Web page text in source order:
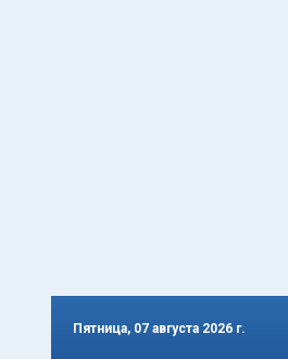
Пятница, 07 августа 2026 г.